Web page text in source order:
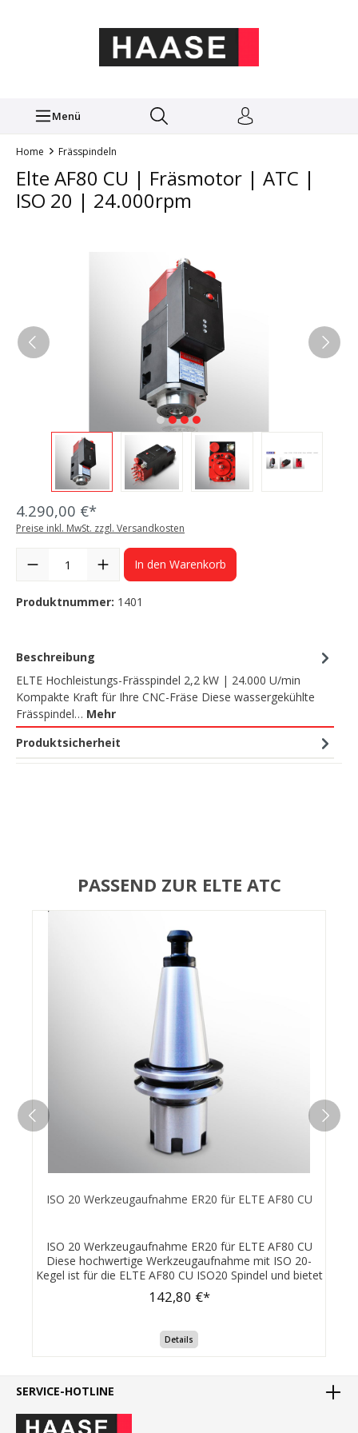
Menü
Home Frässpindeln
Elte AF80 CU | Fräsmotor | ATC |
ISO 20 | 24.000rpm
4.290,00 €*
Preise inkl. MwSt. zzgl. Versandkosten
In den Warenkorb
Produktnummer: 1401
Beschreibung
ELTE Hochleistungs-Frässpindel 2,2 kW | 24.000 U/min
Kompakte Kraft für Ihre CNC-Fräse Diese wassergekühlte
Frässpindel… Mehr
Produktsicherheit
PASSEND ZUR ELTE ATC
ISO 20 Werkzeugaufnahme ER20 für ELTE AF80 CU
ISO 20 Werkzeugaufnahme ER20 für ELTE AF80 CU
Diese hochwertige Werkzeugaufnahme mit ISO 20-
Kegel ist für die ELTE AF80 CU ISO20 Spindel und bietet
Ihnen höchste Präzision und Zuverlässigkeit bei Ihren
Fräsarbeiten. Produktmerkmale: Kompatibel mit ELTE
0,002mm Überwurfmutter ER20 Typ UM Vielseitig
einsetzbar: Die ER20-Spannzange ermöglicht die
Aufnahme verschiedener Werkzeugdurchmesser, was
Hochwertige Verarbeitung: Gefertigt aus hochwertigen
lange Lebensdauer und präzise Rundlaufeigenschaften.
142,80 €*
Details
SERVICE-HOTLINE